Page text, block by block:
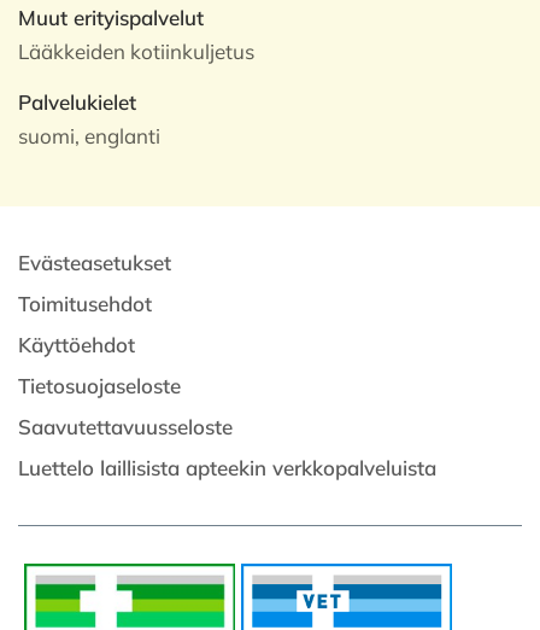
Muut erityispalvelut
Lääkkeiden kotiinkuljetus
Palvelukielet
suomi, englanti
Evästeasetukset
Toimitusehdot
Käyttöehdot
Tietosuojaseloste
Saavutettavuusseloste
Luettelo laillisista apteekin verkkopalveluista